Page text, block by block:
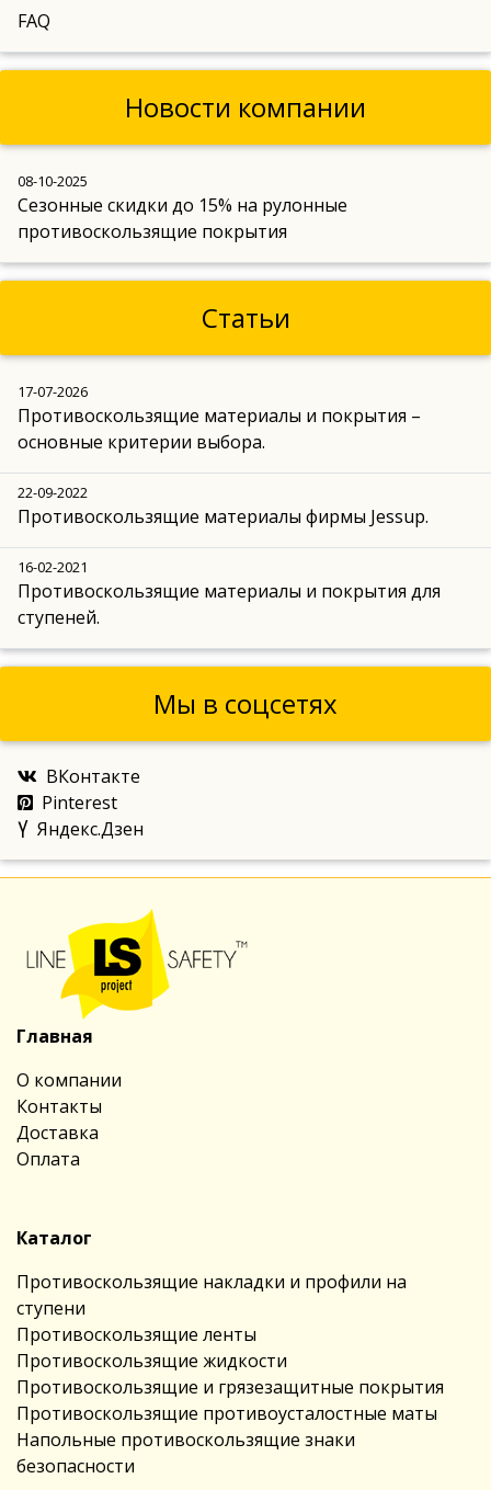
FAQ
Новости компании
08-10-2025
Сезонные скидки до 15% на рулонные
противоскользящие покрытия
Статьи
17-07-2026
Противоскользящие материалы и покрытия –
основные критерии выбора.
22-09-2022
Противоскользящие материалы фирмы Jessup.
16-02-2021
Противоскользящие материалы и покрытия для
ступеней.
Мы в соцсетях
ВКонтакте
Pinterest
Яндекс.Дзен
Главная
О компании
Контакты
Доставка
Оплата
Каталог
Противоскользящие накладки и профили на
ступени
Противоскользящие ленты
Противоскользящие жидкости
Противоскользящие и грязезащитные покрытия
Противоскользящие противоусталостные маты
Напольные противоскользящие знаки
безопасности